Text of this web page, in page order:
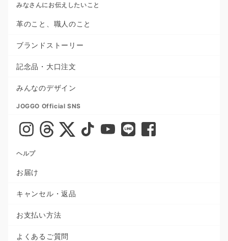
みなさんにお伝えしたいこと
革のこと、職人のこと
ブランドストーリー
記念品・大口注文
みんなのデザイン
JOGGO Official SNS
ヘルプ
お届け
キャンセル・返品
お支払い方法
よくあるご質問